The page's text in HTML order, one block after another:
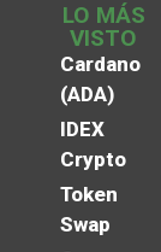
LO MÁS
VISTO
Cardano
(ADA)
IDEX
Crypto
Token
Swap